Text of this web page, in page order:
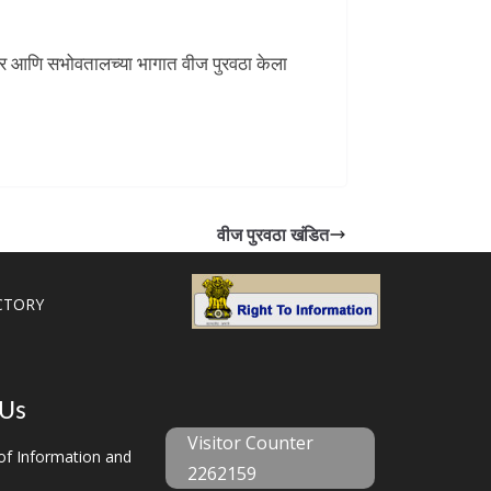
सभोवतालच्या भागात वीज पुरवठा केला
वीज पुरवठा खंडित
Information and
Visitor Counter
2262159